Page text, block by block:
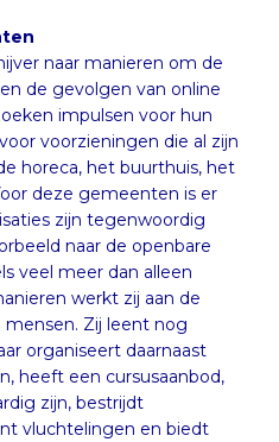
naar manieren om de
de gevolgen van online
impulsen voor hun
voorzieningen die al zijn
horeca, het buurthuis, het
deze gemeenten is er
zijn tegenwoordig
naar de openbare
veel meer dan alleen
werkt zij aan de
mensen. Zij leent nog
organiseert daarnaast
heeft een cursusaanbod,
zijn, bestrijdt
vluchtelingen en biedt